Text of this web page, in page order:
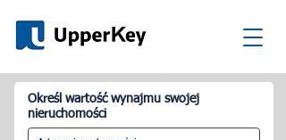
Określ wartość wynajmu swojej
nieruchomości